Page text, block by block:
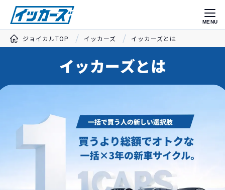
MENU
ジョイカルTOP イッカーズ イッカーズとは
イッカーズとは